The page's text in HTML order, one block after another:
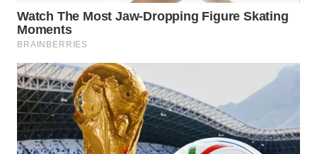
WN
SAMOSIR
WN
PADANG
LAWAS
WN
SUMEDANG